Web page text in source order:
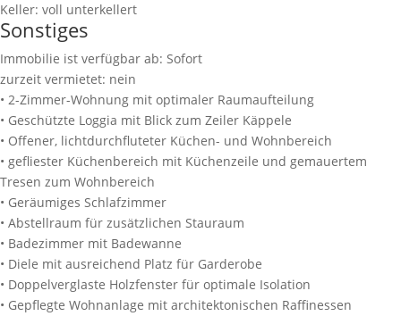
Keller: voll unterkellert
Sonstiges
Immobilie ist verfügbar ab: Sofort
zurzeit vermietet: nein
• 2-Zimmer-Wohnung mit optimaler Raumaufteilung
• Geschützte Loggia mit Blick zum Zeiler Käppele
• Offener, lichtdurchfluteter Küchen- und Wohnbereich
• gefliester Küchenbereich mit Küchenzeile und gemauertem
Tresen zum Wohnbereich
• Geräumiges Schlafzimmer
• Abstellraum für zusätzlichen Stauraum
• Badezimmer mit Badewanne
• Diele mit ausreichend Platz für Garderobe
• Doppelverglaste Holzfenster für optimale Isolation
• Gepflegte Wohnanlage mit architektonischen Raffinessen